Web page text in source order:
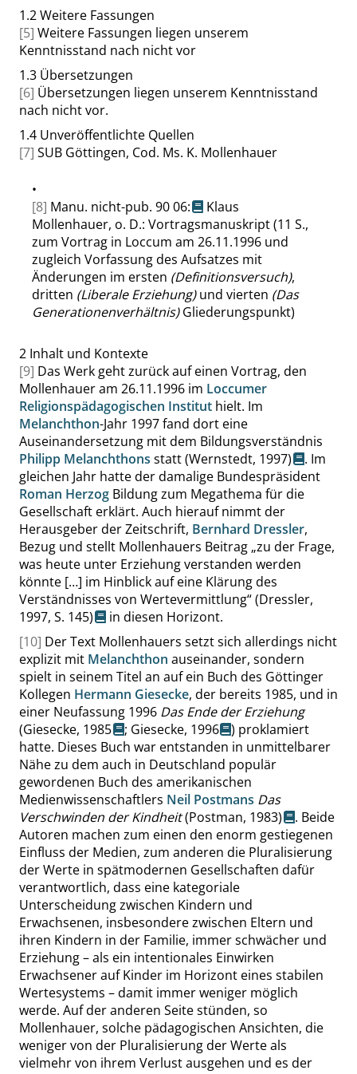
1.2Weitere Fassungen
[5] Weitere Fassungen liegen unserem
Kenntnisstand nach nicht vor
1.3 Übersetzungen
[6] Übersetzungen liegen unserem Kenntnisstand
nach nicht vor.
1.4 Unveröffentlichte Quellen
[7] SUB Göttingen, Cod. Ms. K. Mollenhauer
•
[8] Manu. nicht-pub. 90 06:
Klaus
Mollenhauer, o. D.: Vortragsmanuskript (11 S.,
zum Vortrag in Loccum am 26.11.1996 und
zugleich Vorfassung des Aufsatzes mit
Änderungen im ersten (Definitionsversuch),
dritten (Liberale Erziehung)und vierten (Das
Generationenverhältnis)Gliederungspunkt)
2 Inhalt und Kontexte
[9] Das Werk geht zurück auf einen Vortrag, den
Mollenhauer am 26.11.1996 im Loccumer
Religionspädagogischen Institut hielt. Im
Melanchthon-Jahr 1997 fand dort eine
Auseinandersetzung mit dem Bildungsverständnis
Philipp Melanchthons statt(Wernstedt, 1997)
. Im
gleichen Jahr hatte der damalige Bundespräsident
Roman Herzog Bildung zum Megathema für die
Gesellschaft erklärt. Auch hierauf nimmt der
Herausgeber der Zeitschrift, Bernhard Dressler,
Bezug und stellt Mollenhauers Beitrag „zu der Frage,
was heute unter Erziehung verstanden werden
könnte […] im Hinblick auf eine Klärung des
Verständnisses von Wertevermittlung“(Dressler,
1997, S. 145)
in diesen Horizont.
[10] Der Text Mollenhauers setzt sich allerdings nicht
explizit mit Melanchthon auseinander, sondern
spielt in seinem Titel an auf ein Buch des Göttinger
Kollegen Hermann Giesecke, der bereits 1985, und in
einer Neufassung 1996 Das Ende der Erziehung
(Giesecke, 1985 ; Giesecke, 1996
) proklamiert
hatte. Dieses Buch war entstanden in unmittelbarer
Nähe zu dem auch in Deutschland populär
gewordenen Buch des amerikanischen
Medienwissenschaftlers Neil Postmans Das
Verschwinden der Kindheit(Postman, 1983)
. Beide
Autoren machen zum einen den enorm gestiegenen
Einfluss der Medien, zum anderen die Pluralisierung
der Werte in spätmodernen Gesellschaften dafür
verantwortlich, dass eine kategoriale
Unterscheidung zwischen Kindern und
Erwachsenen, insbesondere zwischen Eltern und
ihren Kindern in der Familie, immer schwächer und
Erziehung – als ein intentionales Einwirken
Erwachsener auf Kinder im Horizont eines stabilen
Wertesystems – damit immer weniger möglich
werde. Auf der anderen Seite stünden, so
Mollenhauer, solche pädagogischen Ansichten, die
weniger von der Pluralisierung der Werte als
vielmehr von ihrem Verlust ausgehen und es der